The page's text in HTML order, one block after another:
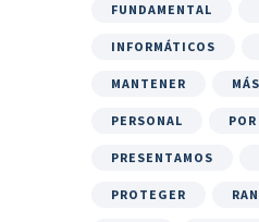
FUNDAMENTAL
INFORMÁTICOS
MANTENER MÁS
PERSONAL POR
PRESENTAMOS
PROTEGER